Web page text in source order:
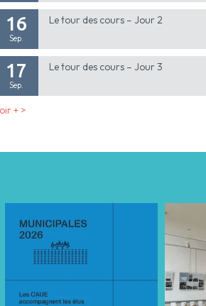
16
Sep.
Le tour des cours – Jour 2
17
Sep.
Le tour des cours – Jour 3
+ >